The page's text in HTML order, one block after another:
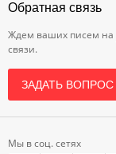
Обратная связь
Ждем ваших писем на
связи.
ЗАДАТЬ ВОПРОС
Мы в соц. сетях